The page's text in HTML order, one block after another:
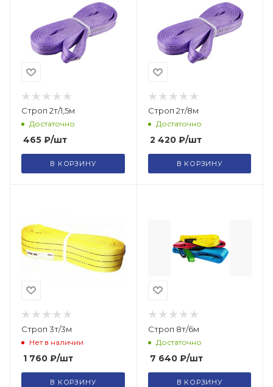
Строп 2т/1,5м
Достаточно
465 ₽/шт
В КОРЗИНУ
Строп 2т/8м
Достаточно
2 420₽/шт
В КОРЗИНУ
Строп 3т/3м
Нет в наличии
1 760 ₽/шт
В КОРЗИНУ
Строп 8т/6м
Достаточно
7 640₽/шт
В КОРЗИНУ